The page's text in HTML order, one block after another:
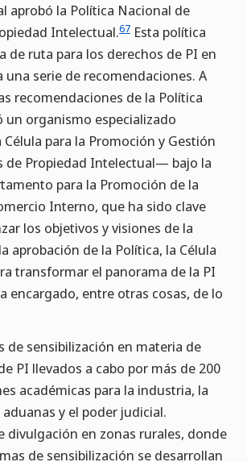
aprobó la Política Nacional de
Intelectual.67 Esta política
de ruta para los derechos de PI en
una serie de recomendaciones. A
recomendaciones de la Política
un organismo especializado
para la Promoción y Gestión
de Propiedad Intelectual— bajo la
para la Promoción de la
Interno, que ha sido clave
los objetivos y visiones de la
aprobación de la Política, la Célula
transformar el panorama de la PI
encargado, entre otras cosas, de lo
de sensibilización en materia de
PI llevados a cabo por más de 200
académicas para la industria, la
aduanas y el poder judicial.
divulgación en zonas rurales, donde
de sensibilización se desarrollan